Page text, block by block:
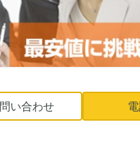
問い合わせ